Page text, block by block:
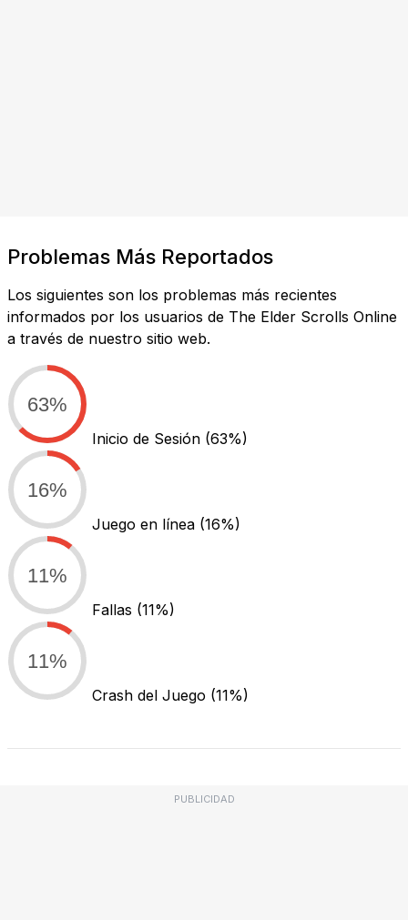
Problemas Más Reportados
Los siguientes son los problemas más recientes
informados por los usuarios de The Elder Scrolls Online
a través de nuestro sitio web.
63%
Inicio de Sesión (63%)
16%
Juego en línea (16%)
11%
Fallas (11%)
11%
Crash del Juego (11%)
PUBLICIDAD